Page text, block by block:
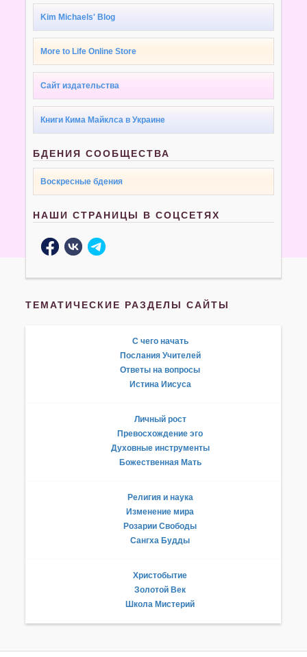
Kim Michaels' Blog
More to Life Online Store
Сайт издательства
Книги Кима Майклса в Украине
БДЕНИЯ СООБЩЕСТВА
Воскресные бдения
НАШИ СТРАНИЦЫ В СОЦСЕТЯХ
ТЕМАТИЧЕСКИЕ РАЗДЕЛЫ САЙТЫ
С чего начать
Послания Учителей
Ответы на вопросы
Истина Иисуса
Личный рост
Превосхождение эго
Духовные инструменты
Божественная Мать
Религия и наука
Изменение мира
Розарии Свободы
Сангха Будды
Христобытие
Золотой Век
Школа Мистерий